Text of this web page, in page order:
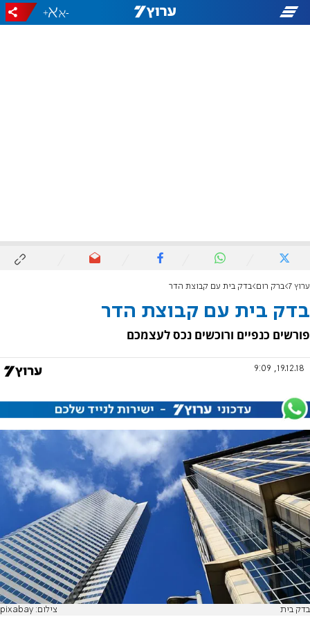
-
+
ערוץ 7 ברק רום בדק בית עם קבוצת הדר
בדק בית עם קבוצת הדר
פורשים כנפיים ורוכשים נכס לעצמכם
19.12.18, 9:09
בדק בית צילום: pixabay